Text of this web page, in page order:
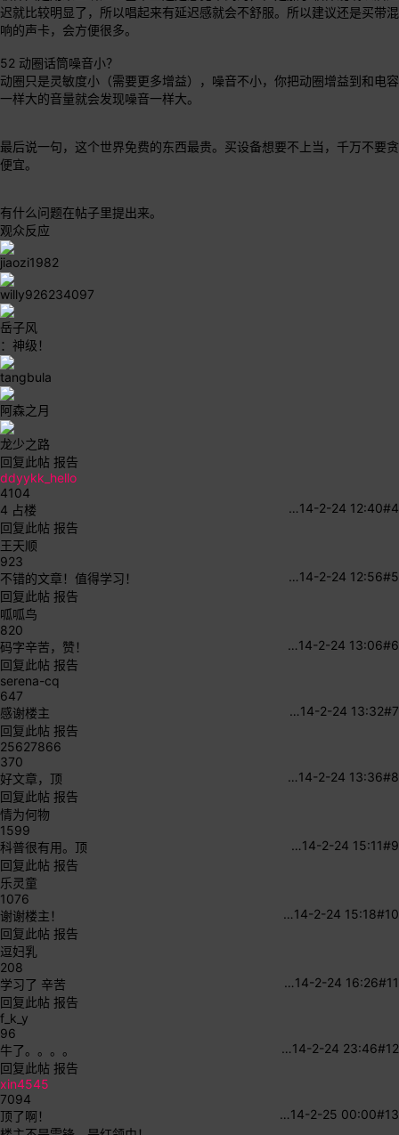
迟就比较明显了，所以唱起来有延迟感就会不舒服。所以建议还是买带混
响的声卡，会方便很多。
52 动圈话筒噪音小？
动圈只是灵敏度小（需要更多增益），噪音不小，你把动圈增益到和电容
一样大的音量就会发现噪音一样大。
最后说一句，这个世界免费的东西最贵。买设备想要不上当，千万不要贪
便宜。
有什么问题在帖子里提出来。
观众反应
jiaozi1982
willy926234097
岳子风
：神级！
tangbula
阿森之月
龙少之路
回复此帖 报告
ddyykk_hello
4104
#4
14-2-24 12:40
…
4 占楼
回复此帖 报告
王天顺
923
#5
14-2-24 12:56
…
不错的文章！值得学习！
回复此帖 报告
呱呱鸟
820
#6
14-2-24 13:06
…
码字辛苦，赞！
回复此帖 报告
serena-cq
647
#7
14-2-24 13:32
…
感谢楼主
回复此帖 报告
25627866
370
#8
14-2-24 13:36
…
好文章，顶
回复此帖 报告
情为何物
1599
#9
14-2-24 15:11
…
科普很有用。顶
回复此帖 报告
乐灵童
1076
#10
14-2-24 15:18
…
谢谢楼主！
回复此帖 报告
逗妇乳
208
#11
14-2-24 16:26
…
学习了 辛苦
回复此帖 报告
f_k_y
96
#12
14-2-24 23:46
…
牛了。。。。
回复此帖 报告
xin4545
7094
#13
14-2-25 00:00
…
顶了啊！